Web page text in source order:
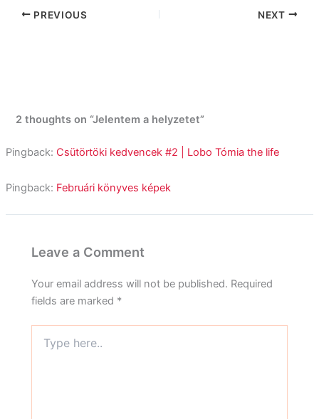
PREVIOUS NEXT
2 thoughts on “Jelentem a helyzetet”
Pingback: Csütörtöki kedvencek #2 | Lobo Tómia the life
Pingback: Februári könyves képek
Leave a Comment
Your email address will not be published. Required
fields are marked *
here..